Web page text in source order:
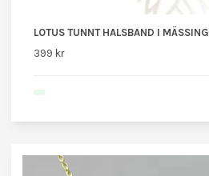
LOTUS TUNNT HALSBAND I MÄSSING
399 kr